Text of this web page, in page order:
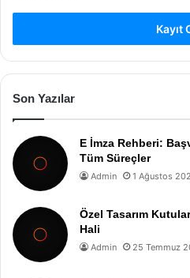
Kayıt
Son Yazılar
E İmza Rehberi:
Tüm Süreçler
Admin 1 Ağustos
Özel Tasarım
Hali
Admin 25 Temmuz